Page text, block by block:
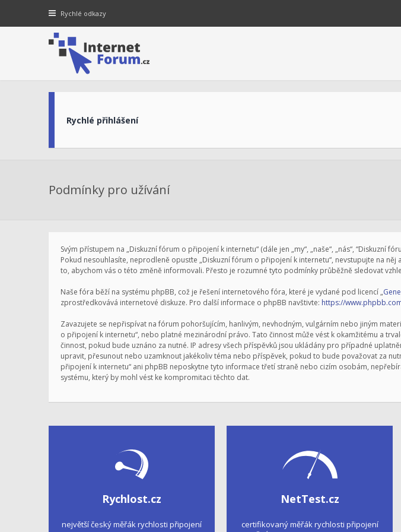
Rychlé odkazy
Rychlé přihlášení
Podmínky pro užívání
Svým přístupem na „Diskuzní fórum o připojení k internetu“ (dále jen „my“, „naše“, „nás“,
Pokud nesouhlasíte, neprodleně opusťte „Diskuzní fórum o připojení k internetu“, nevstupujte na
to, abychom vás o této změně informovali. Přesto je rozumné tyto podmínky průběžně sledovat
Naše fóra běží na systému phpBB, což je řešení internetového fóra, které je vydané pod licencí „
zprostředkovává internetové diskuze. Pro další informace o phpBB navštivte: https://
Zavazujete se nepřispívat na fórum pohoršujícím, hanlivým, nevhodným, vulgárním nebo jiným
o připojení k internetu“, nebo platné mezinárodní právo. Tato činnost může vést k okamžitému a
činnost, pokud bude uznáno za nutné. IP adresy všech příspěvků jsou ukládány pro případné
upravit, přesunout nebo uzamknout jakékoliv téma nebo příspěvek, pokud to bude považovat za
připojení k internetu“ ani phpBB neposkytne tyto informace třetí straně nebo cizím osobám,
systému, který by mohl vést ke kompromitaci těchto dat.
Rychlost.cz
největší český měřák rychlosti připojení
NetTest.cz
certifikovaný měřák rychlosti připojení